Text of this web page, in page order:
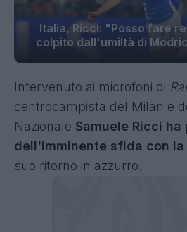
Italia, Ricci: "Posso fare
colpito dall'umiltà di
Intervenuto ai microfoni di
centrocampista del Milan e
Nazionale Samuele Ricci ha
dell'imminente sfida con la
suo ritorno in azzurro.